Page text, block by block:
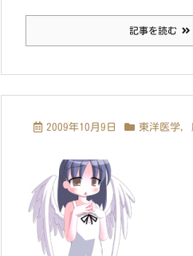
記事を読む
2009年10月9日 東洋医学,